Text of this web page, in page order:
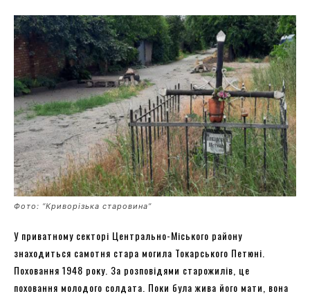
Фото: “Криворізька старовина”
У приватному секторі Центрально-Міського району
знаходиться самотня стара могила Токарського Петюні.
Поховання 1948 року. За розповідями старожилів, це
поховання молодого солдата. Поки була жива його мати, вона